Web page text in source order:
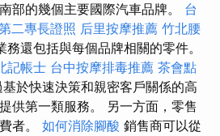
部的幾個主要國際汽車品牌。 台
二專長證照 后里按摩推薦 竹北腰
務還包括與每個品牌相關的零件。
記帳士 台中按摩排毒推薦 茶會點
於快速決策和親密客戶關係的高
供第一類服務。 另一方面，零售
者。 如何消除腳酸 銷售商可以從